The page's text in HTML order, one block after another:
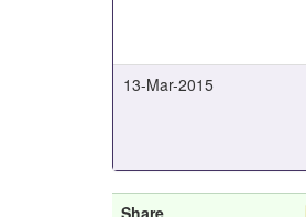
13-Mar-2015
Share